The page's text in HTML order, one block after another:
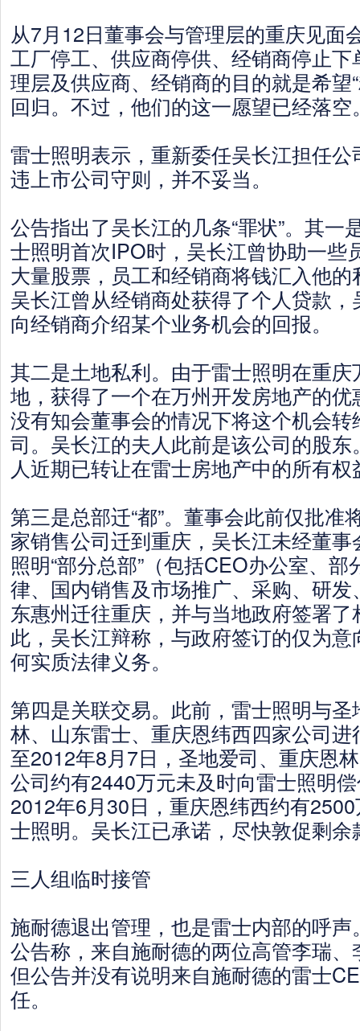
从7月12日董事会与管理层的重庆见面
工厂停工、供应商停供、经销商停止
理层及供应商、经销商的目的就是希望
回归。不过，他们的这一愿望已经落空
雷士照明表示，重新委任吴长江担任
违上市公司守则，并不妥当。
公告指出了吴长江的几条“罪状”。其一
士照明首次IPO时，吴长江曾协助一些
大量股票，员工和经销商将钱汇入他
吴长江曾从经销商处获得了个人贷款
向经销商介绍某个业务机会的回报。
其二是土地私利。由于雷士照明在重
地，获得了一个在万州开发房地产的
没有知会董事会的情况下将这个机会
司。吴长江的夫人此前是该公司的股
人近期已转让在雷士房地产中的所有权
第三是总部迁“都”。董事会此前仅批准
家销售公司迁到重庆，吴长江未经董
照明“部分总部”（包括CEO办公室、
律、国内销售及市场推广、采购、研
东惠州迁往重庆，并与当地政府签署
此，吴长江辩称，与政府签订的仅为
何实质法律义务。
第四是关联交易。此前，雷士照明与
林、山东雷士、重庆恩纬西四家公司
至2012年8月7日，圣地爱司、重庆恩
公司约有2440万元未及时向雷士照明
2012年6月30日，重庆恩纬西约有
士照明。吴长江已承诺，尽快敦促剩余
三人组临时接管
施耐德退出管理，也是雷士内部的呼
公告称，来自施耐德的两位高管李瑞
但公告并没有说明来自施耐德的雷士
任。